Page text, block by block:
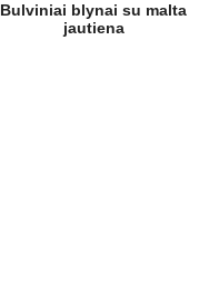
Bulviniai blynai su malta
jautiena